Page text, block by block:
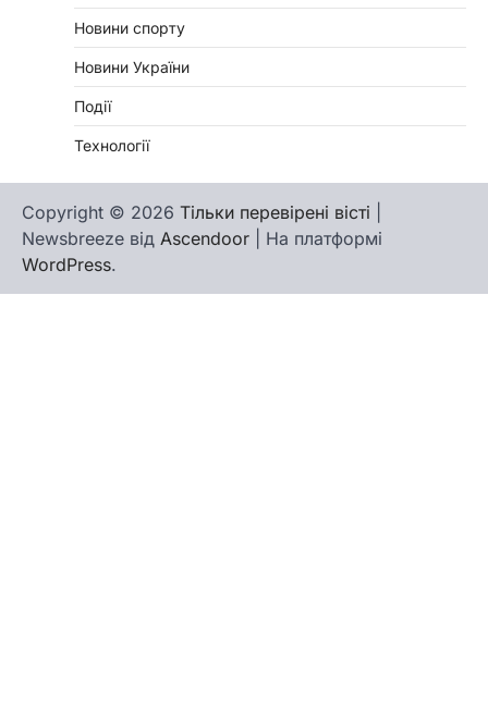
Новини спорту
Новини України
Події
Технології
Copyright © 2026 Тільки перевірені вісті
Newsbreeze від Ascendoor | На платформі
WordPress.